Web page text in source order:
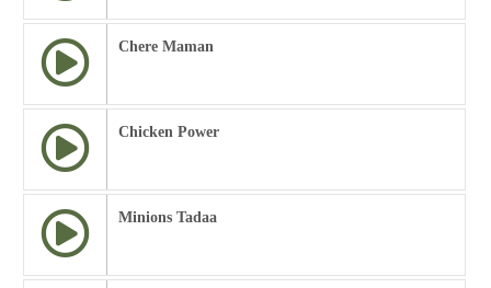
Chere Maman
Chicken Power
Minions Tadaa